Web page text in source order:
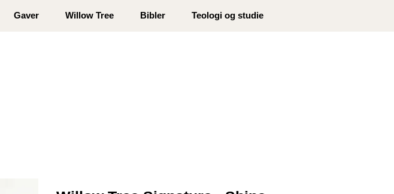
Min side Infosenter
Gaver Willow Tree Bibler Teologi og studie